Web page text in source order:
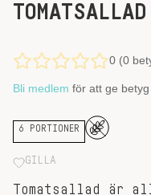
0 (0
Bli medlem för att ge betyg
6 PORTIONER
GILLA
Tomatsallad är